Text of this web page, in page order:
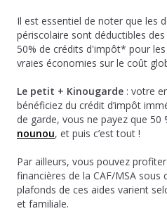
Il est essentiel de noter que les
périscolaire sont déductibles
50% de crédits d'impôt* pour
vraies économies sur le coût
Le petit + Kinougarde : votre
bénéficiez du crédit d’impôt
de garde, vous ne payez que 50
nounou, et puis c’est tout !
Par ailleurs, vous pouvez
financières de la CAF/MSA
plafonds de ces aides varient
et familiale.